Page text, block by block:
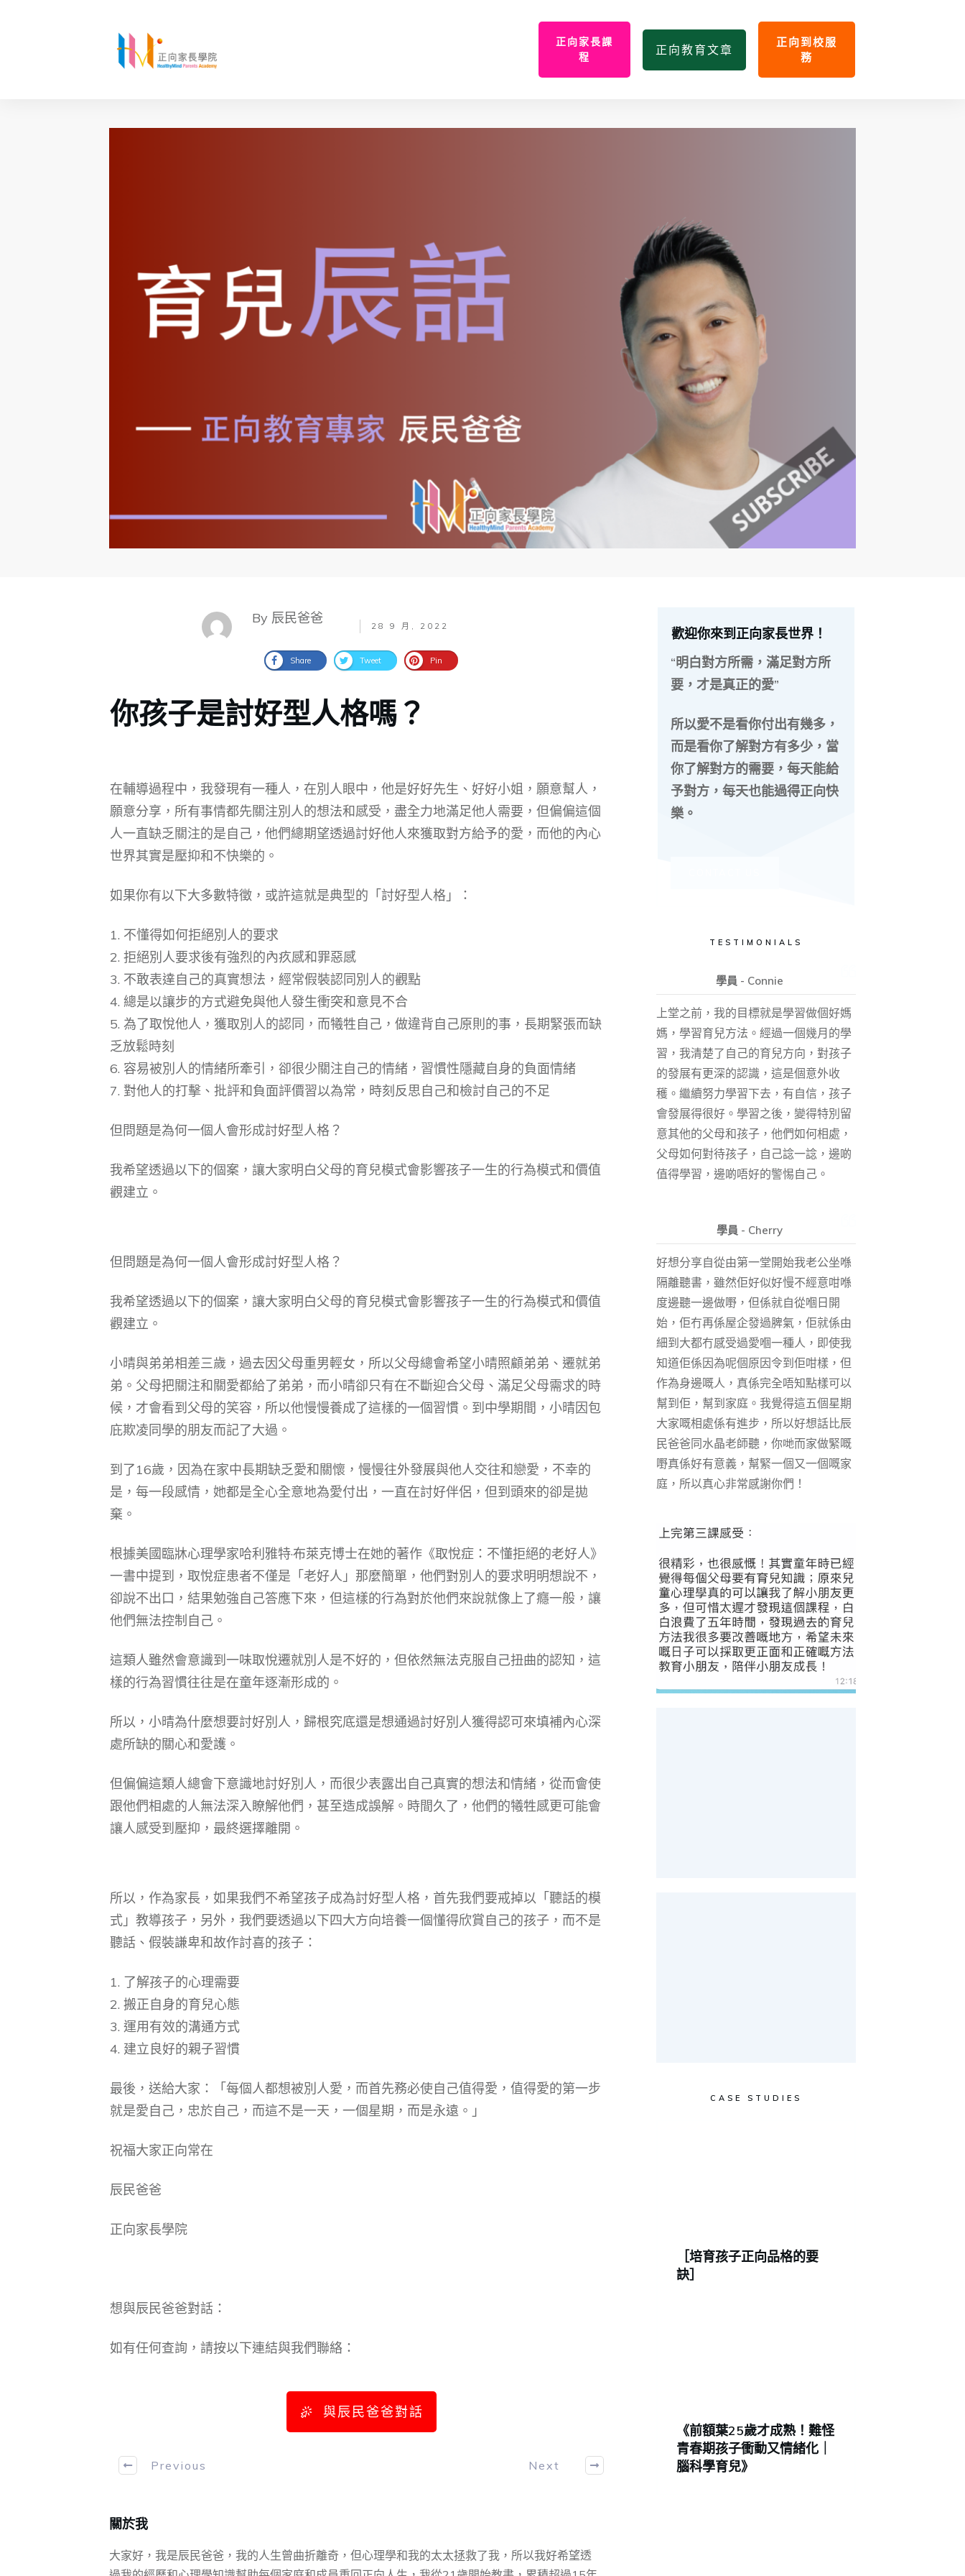
正向家長課
程
正向教育文章
正向到校服
務
By 辰民爸爸 28 9 月, 2022
Share Tweet Pin
你孩子是討好型人格嗎？
在輔導過程中，我發現有一種人，在別人眼中，他是好好先生、好好小姐，願意幫人，
願意分享，所有事情都先關注別人的想法和感受，盡全力地滿足他人需要，但偏偏這個
人一直缺乏關注的是自己，他們總期望透過討好他人來獲取對方給予的愛，而他的內心
世界其實是壓抑和不快樂的。
如果你有以下大多數特徵，或許這就是典型的「討好型人格」：
1. 不懂得如何拒絕別人的要求
2. 拒絕別人要求後有強烈的內疚感和罪惡感
3. 不敢表達自己的真實想法，經常假裝認同別人的觀點
4. 總是以讓步的方式避免與他人發生衝突和意見不合
5. 為了取悅他人，獲取別人的認同，而犧牲自己，做違背自己原則的事，長期緊張而缺
乏放鬆時刻
6. 容易被別人的情緒所牽引，卻很少關注自己的情緒，習慣性隱藏自身的負面情緒
7. 對他人的打擊、批評和負面評價習以為常，時刻反思自己和檢討自己的不足
但問題是為何一個人會形成討好型人格？
我希望透過以下的個案，讓大家明白父母的育兒模式會影響孩子一生的行為模式和價值
觀建立。
但問題是為何一個人會形成討好型人格？
我希望透過以下的個案，讓大家明白父母的育兒模式會影響孩子一生的行為模式和價值
觀建立。
小晴與弟弟相差三歲，過去因父母重男輕女，所以父母總會希望小晴照顧弟弟、遷就弟
弟。父母把關注和關愛都給了弟弟，而小晴卻只有在不斷迎合父母、滿足父母需求的時
候，才會看到父母的笑容，所以他慢慢養成了這樣的一個習慣。到中學期間，小晴因包
庇欺凌同學的朋友而記了大過。
到了16歲，因為在家中長期缺乏愛和關懷，慢慢往外發展與他人交往和戀愛，不幸的
是，每一段感情，她都是全心全意地為愛付出，一直在討好伴侶，但到頭來的卻是拋
棄。
根據美國臨牀心理學家哈利雅特·布萊克博士在她的著作《取悅症：不懂拒絕的老好人》
一書中提到，取悅症患者不僅是「老好人」那麼簡單，他們對別人的要求明明想說不，
卻說不出口，結果勉強自己答應下來，但這樣的行為對於他們來說就像上了癮一般，讓
他們無法控制自己。
這類人雖然會意識到一味取悅遷就別人是不好的，但依然無法克服自己扭曲的認知，這
樣的行為習慣往往是在童年逐漸形成的。
所以，小晴為什麼想要討好別人，歸根究底還是想通過討好別人獲得認可來填補內心深
處所缺的關心和愛護。
但偏偏這類人總會下意識地討好別人，而很少表露出自己真實的想法和情緒，從而會使
跟他們相處的人無法深入瞭解他們，甚至造成誤解。時間久了，他們的犧牲感更可能會
讓人感受到壓抑，最終選擇離開。
所以，作為家長，如果我們不希望孩子成為討好型人格，首先我們要戒掉以「聽話的模
式」教導孩子，另外，我們要透過以下四大方向培養一個懂得欣賞自己的孩子，而不是
聽話、假裝謙卑和故作討喜的孩子：
1. 了解孩子的心理需要
2. 搬正自身的育兒心態
3. 運用有效的溝通方式
4. 建立良好的親子習慣
最後，送給大家：「每個人都想被別人愛，而首先務必使自己值得愛，值得愛的第一步
就是愛自己，忠於自己，而這不是一天，一個星期，而是永遠。」
祝福大家正向常在
辰民爸爸
正向家長學院
想與辰民爸爸對話：
如有任何查詢，請按以下連結與我們聯絡：
與辰民爸爸對話
Previous Next
關於我
大家好，我是辰民爸爸，我的人生曾曲折離奇，但心理學和我的太太拯救了我，所以我好希望透
歡迎你來到正向家長世界！
“明白對方所需，滿足對方所
要，才是真正的愛”
所以愛不是看你付出有幾多，
而是看你了解對方有多少，當
你了解對方的需要，每天能給
予對方，每天也能過得正向快
樂。
TESTIMONIALS
學員 - Connie
上堂之前，我的目標就是學習做個好媽
媽，學習育兒方法。經過一個幾月的學
習，我清楚了自己的育兒方向，對孩子
的發展有更深的認識，這是個意外收
穫。繼續努力學習下去，有自信，孩子
會發展得很好。學習之後，變得特別留
意其他的父母和孩子，他們如何相處，
父母如何對待孩子，自己諗一諗，邊啲
值得學習，邊啲唔好的警惕自己。
學員 - Cherry
好想分享自從由第一堂開始我老公坐喺
隔離聽書，雖然佢好似好慢不經意咁喺
度邊聽一邊做嘢，但係就自從嗰日開
始，佢冇再係屋企發過脾氣，佢就係由
細到大都冇感受過愛嗰一種人，即使我
知道佢係因為呢個原因令到佢咁樣，但
作為身邊嘅人，真係完全唔知點樣可以
幫到佢，幫到家庭。我覺得這五個星期
大家嘅相處係有進步，所以好想話比辰
民爸爸同水晶老師聽，你哋而家做緊嘅
嘢真係好有意義，幫緊一個又一個嘅家
庭，所以真心非常感謝你們！
CASE STUDIES
［培育孩子正向品格的要
訣］
《前額葉25歲才成熟！難怪
青春期孩子衝動又情緒化｜
腦科學育兒》